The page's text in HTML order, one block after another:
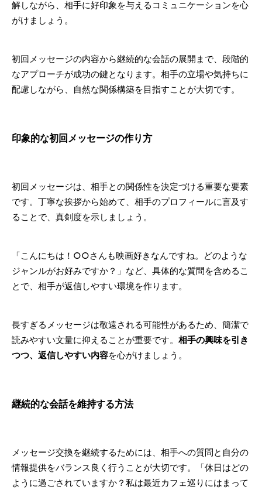
解しながら、相手に好印象を与えるコミュニケーションを心
がけましょう。
初回メッセージの内容から継続的な会話の展開まで、段階的
なアプローチが成功の鍵となります。相手の立場や気持ちに
配慮しながら、自然な関係構築を目指すことが大切です。
印象的な初回メッセージの作り方
初回メッセージは、相手との関係性を決定づける重要な要素
です。丁寧な挨拶から始めて、相手のプロフィールに言及す
ることで、真剣度を示しましょう。
「こんにちは！○○さんも映画好きなんですね。どのような
ジャンルがお好みですか？」など、具体的な質問を含めるこ
とで、相手が返信しやすい環境を作ります。
長すぎるメッセージは敬遠される可能性があるため、簡潔で
読みやすい文量に抑えることが重要です。 相手の興味を引き
つつ、返信しやすい内容を心がけましょう。
継続的な会話を維持する方法
メッセージ交換を継続するためには、相手への質問と自分の
情報提供をバランス良く行うことが大切です。「休日はどの
ように過ごされていますか？私は最近カフェ巡りにはまって